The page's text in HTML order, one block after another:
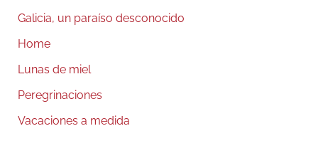
Galicia, un paraíso desconocido
Home
Lunas de miel
Peregrinaciones
Vacaciones a medida